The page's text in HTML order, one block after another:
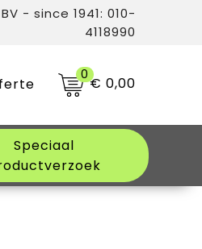
- since 1941: 010-
4118990
0€ 0,00
Speciaal